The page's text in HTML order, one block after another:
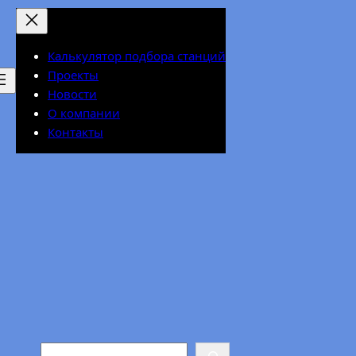
Калькулятор подбора станций
Проекты
Новости
О компании
Контакты